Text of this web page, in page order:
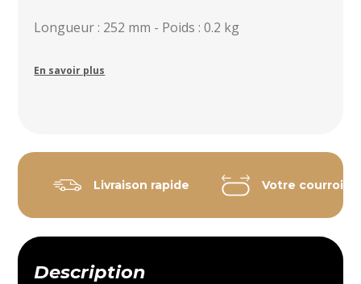
Longueur : 252 mm - Poids : 0.2 kg
En savoir plus
Livraison rapide Votre courroie
Description